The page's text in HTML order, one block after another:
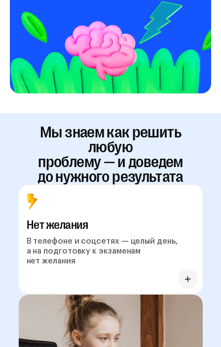
Мы знаем как решить
любую
проблему — и доведем
до нужного результата
Нет желания
В телефоне и соцсетях — целый день,
а на подготовку к экзаменам
нет желания